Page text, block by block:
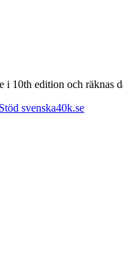
i 10th edition och räknas
Stöd svenska40k.se